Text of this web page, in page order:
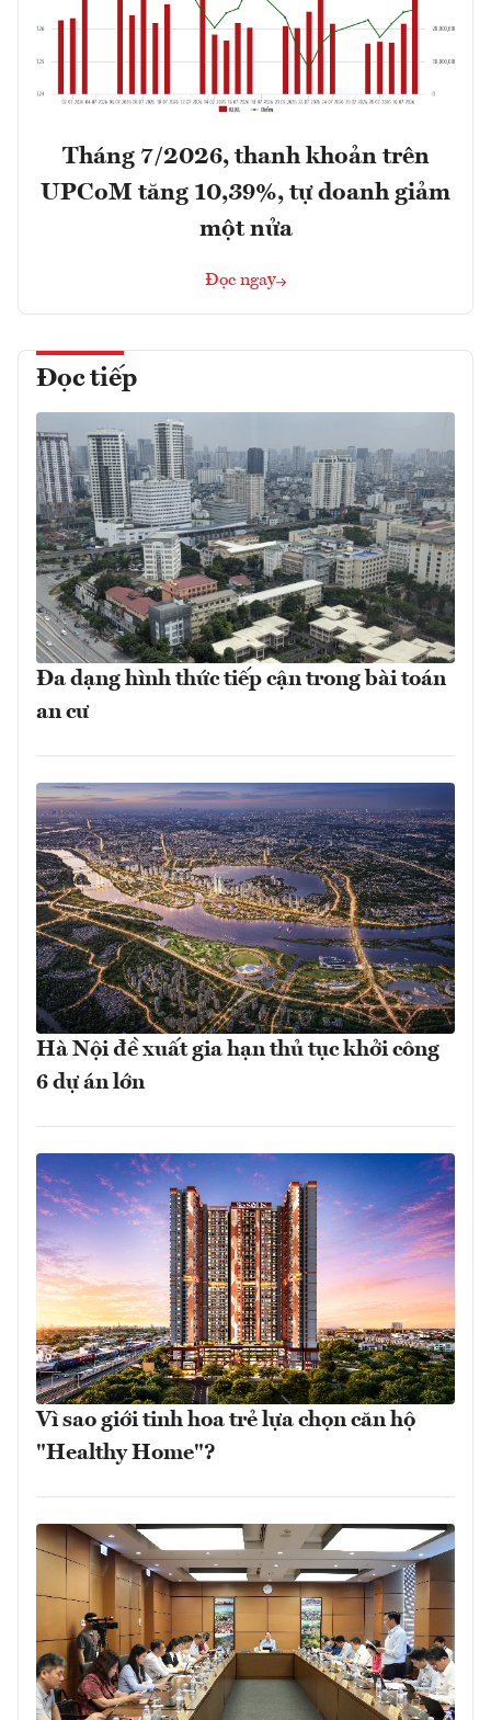
Tháng 7/2026, thanh khoản trên
UPCoM tăng 10,39%, tự doanh giảm
một nửa
Đọc ngay
Đọc tiếp
Đa dạng hình thức tiếp cận trong bài toán
an cư
Hà Nội đề xuất gia hạn thủ tục khởi công
6 dự án lớn
Vì sao giới tinh hoa trẻ lựa chọn căn hộ
"Healthy Home"?